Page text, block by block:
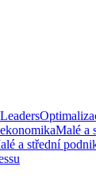
Malé a
a střední